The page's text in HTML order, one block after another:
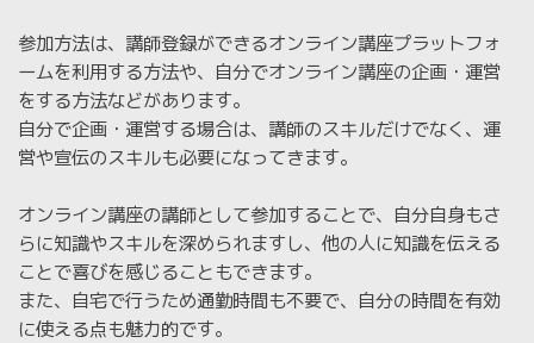
参加方法は、講師登録ができるオンライン講座プラットフォ
ームを利用する方法や、自分でオンライン講座の企画・運営
をする方法などがあります。
自分で企画・運営する場合は、講師のスキルだけでなく、運
営や宣伝のスキルも必要になってきます。
オンライン講座の講師として参加することで、自分自身もさ
らに知識やスキルを深められますし、他の人に知識を伝える
ことで喜びを感じることもできます。
また、自宅で行うため通勤時間も不要で、自分の時間を有効
に使える点も魅力的です。